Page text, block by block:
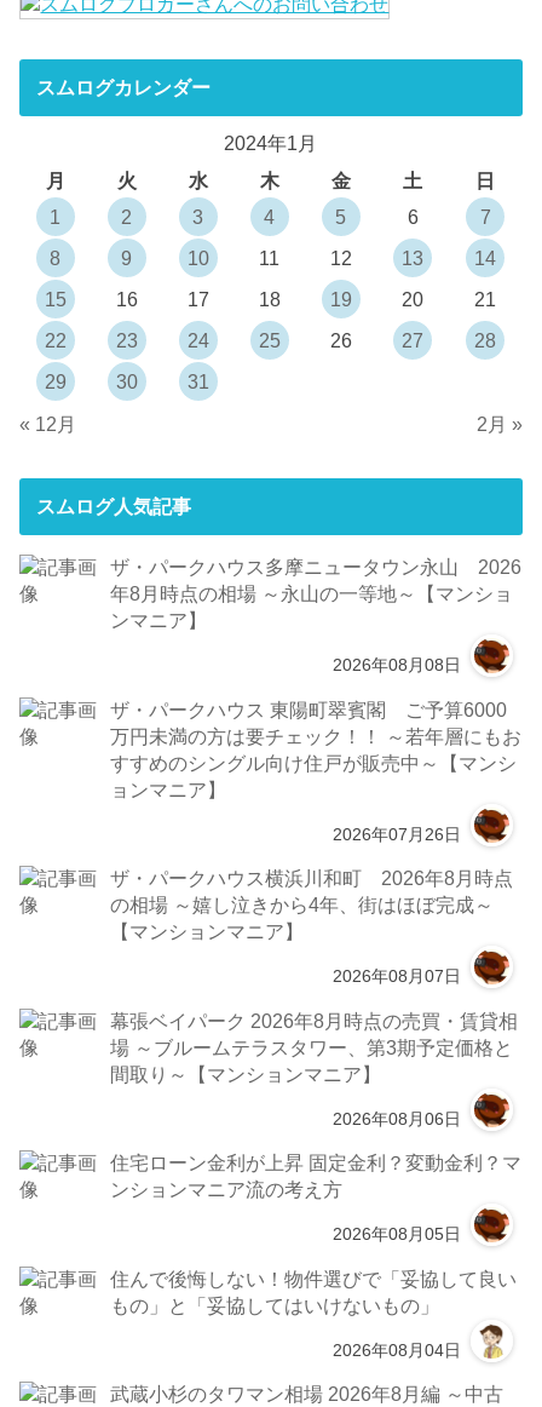
スムログカレンダー
2024年1月
月
火 水 木 金 土
日
1
2 3 4 5 6
7
8
9 10 11 12 13
14
15
16 17 18 19 20
21
22
23 24 25 26 27
28
29
30
31
« 12月
2月 »
スムログ人気記事
ザ・パークハウス多摩ニュータウン永山 2026
年8月時点の相場 ～永山の一等地～【マンショ
ンマニア】
2026年08月08日
ザ・パークハウス 東陽町翠賓閣 ご予算6000
万円未満の方は要チェック！！ ～若年層にもお
すすめのシングル向け住戸が販売中～【マンシ
ョンマニア】
2026年07月26日
ザ・パークハウス横浜川和町 2026年8月時点
の相場 ～嬉し泣きから4年、街はほぼ完成～
【マンションマニア】
2026年08月07日
幕張ベイパーク 2026年8月時点の売買・賃貸相
場 ～ブルームテラスタワー、第3期予定価格と
間取り～【マンションマニア】
2026年08月06日
住宅ローン金利が上昇 固定金利？変動金利？マ
ンションマニア流の考え方
2026年08月05日
住んで後悔しない！物件選びで「妥協して良い
もの」と「妥協してはいけないもの」
2026年08月04日
武蔵小杉のタワマン相場 2026年8月編 ～中古